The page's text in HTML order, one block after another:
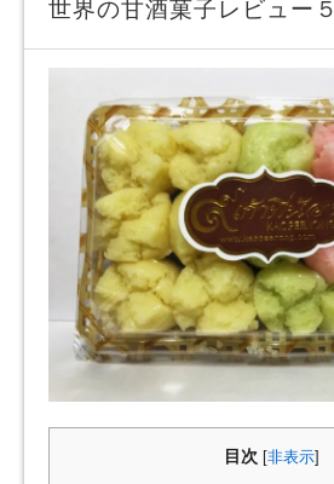
世界の甘酒菓子レビュー５
目次 [非表示]